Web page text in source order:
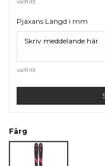
valfritt
Pjäxans Längd i mm
valfritt
Färg
Berry